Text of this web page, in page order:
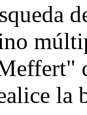
la